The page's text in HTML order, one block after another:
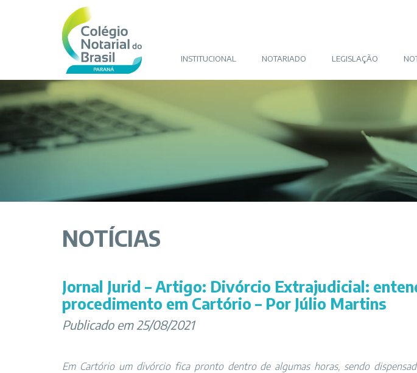
INSTITUCIONAL NOTARIADO LEGISLAÇÃO
NOTÍCIAS
Jornal Jurid – Artigo: Divórcio Extrajudicial:
procedimento em Cartório – Por Júlio Martins
Publicado em 25/08/2021
Em Cartório um divórcio fica pronto dentro de algumas horas, sendo